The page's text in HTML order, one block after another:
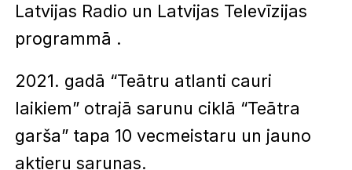
Latvijas Radio un Latvijas Televīzijas
programmā .
2021. gadā “Teātru atlanti cauri
laikiem” otrajā sarunu ciklā “Teātra
garša” tapa 10 vecmeistaru un jauno
aktieru sarunas.